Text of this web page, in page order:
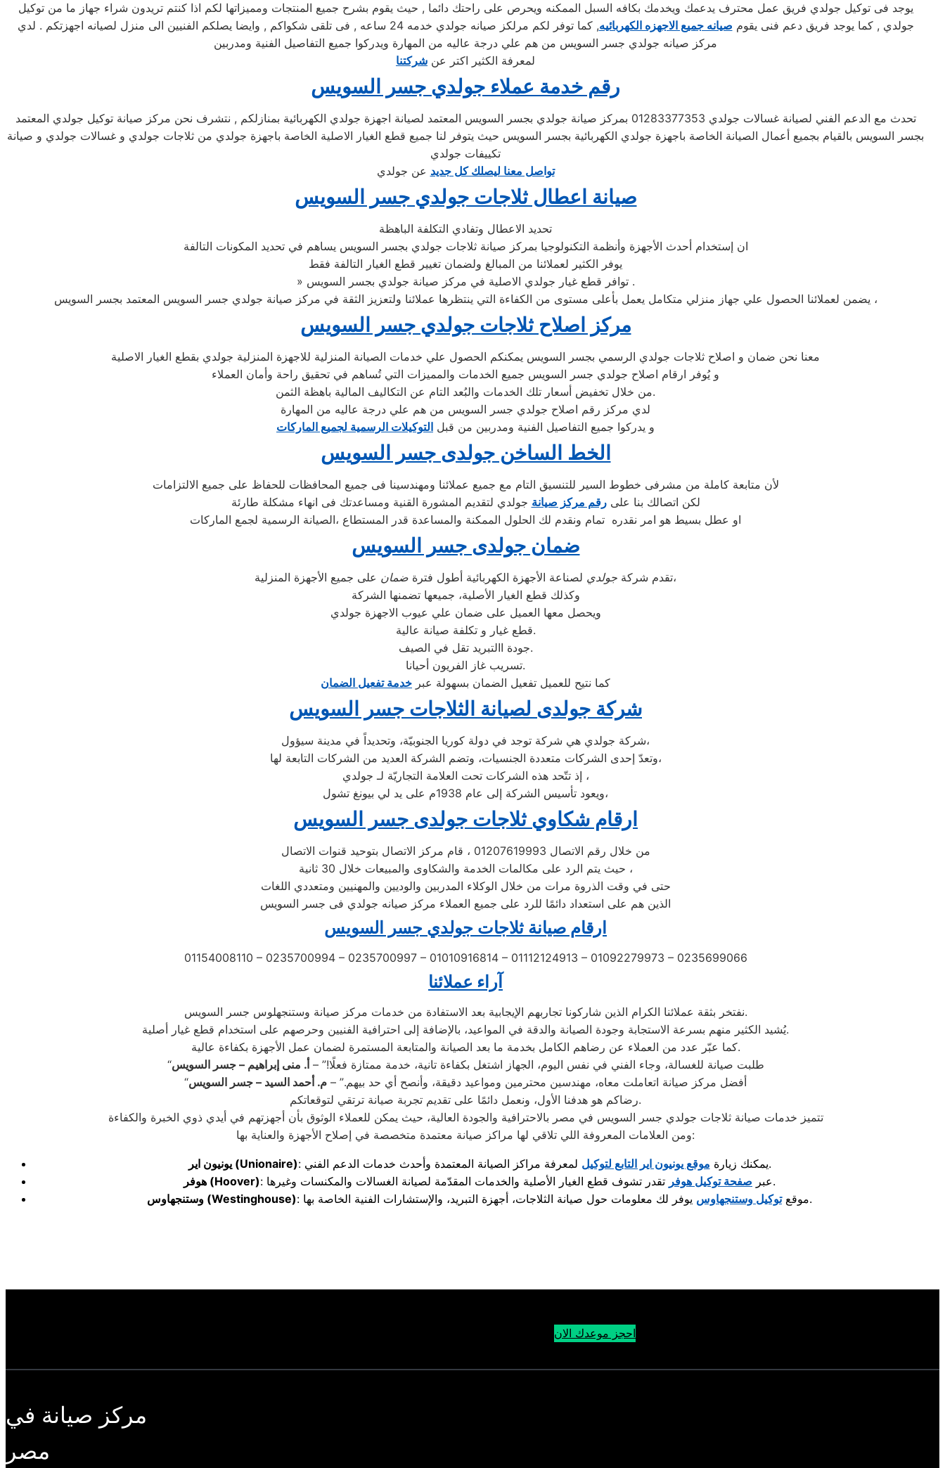
يوجد فى توكيل جولدي فريق عمل محترف يدعمك ويخدمك بكافه السبل الممكنه ويحرص على راحتك دائما , حيث يقوم بشرح جميع المنتجات ومميزاتها لكم اذا كنتم تريدون شراء جهاز ما من توكيل
جولدي , كما يوجد فريق دعم فنى يقوم صيانه جميع الاجهزه الكهربائيه
, كما توفر لكم مرلكز صيانه جولدي خدمه 24 ساعه , فى تلقى شكواكم , وايضا يصلكم الفنيين الى منزل لصيانه اجهزتكم . لدي
مركز صيانه جولدي جسر السويس من هم علي درجة عاليه من المهارة ويدركوا جميع التفاصيل الفنية ومدربين
لمعرفة الكثير اكتر عن شركتنا
رقم خدمة عملاء جولدي جسر السويس
تحدث مع الدعم الفني لصيانة غسالات جولدي 01283377353 بمركز صيانة جولدي بجسر السويس المعتمد لصيانة اجهزة جولدي الكهربائية بمنازلكم , نتشرف نحن مركز صيانة توكيل جولدي المعتمد
بجسر السويس بالقيام بجميع أعمال الصيانة الخاصة باجهزة جولدي الكهربائية بجسر السويس حيث يتوفر لنا جميع قطع الغيار الاصلية الخاصة باجهزة جولدي من ثلاجات جولدي و غسالات جولدي و صيانة
تكييفات جولدي
تواصل معنا ليصلك كل جديد عن جولدي
صيانة اعطال ثلاجات جولدي جسر السويس
تحديد الاعطال وتفادي التكلفة الباهظة
ان إستخدام أحدث الأجهزة وأنظمة التكنولوجيا بمركز صيانة ثلاجات جولدي بجسر السويس يساهم في تحديد المكونات التالفة
يوفر الكثير لعملائنا من المبالغ ولضمان تغيير قطع الغيار التالفة فقط
» توافر قطع غيار جولدي الاصلية في مركز صيانة جولدي بجسر السويس .
يضمن لعملائنا الحصول علي جهاز منزلي متكامل يعمل بأعلى مستوى من الكفاءة التي ينتظرها عملائنا ولتعزيز الثقة في مركز صيانة جولدي جسر السويس المعتمد بجسر السويس ،
مركز اصلاح ثلاجات جولدي جسر السويس
معنا نحن ضمان و اصلاح ثلاجات جولدي الرسمي بجسر السويس يمكنكم الحصول علي خدمات الصيانة المنزلية للاجهزة المنزلية جولدي بقطع الغيار الاصلية
و يُوفر ارقام اصلاح جولدي جسر السويس جميع الخدمات والمميزات التي تُساهم في تحقيق راحة وأمان العملاء
من خلال تخفيض أسعار تلك الخدمات والبُعد التام عن التكاليف المالية باهظة الثمن.
لدي مركز رقم اصلاح جولدي جسر السويس من هم علي درجة عاليه من المهارة
و يدركوا جميع التفاصيل الفنية ومدربين من قبل التوكيلات الرسمية لجميع الماركات
الخط الساخن جولدى جسر السويس
لأن متابعة كاملة من مشرفى خطوط السير للتنسيق التام مع جميع عملائنا ومهندسينا فى جميع المحافظات للحفاظ على جميع الالتزامات
لكن اتصالك بنا علىرقم مركز صيانة جولدي لتقديم المشورة القنية ومساعدتك فى انهاء مشكلة طارئة
او عطل بسيط هو امر نقدره تمام ونقدم لك الحلول الممكنة والمساعدة قدر المستطاع ،الصيانة الرسمية لجمع الماركات
ضمان جولدى جسر السويس
تقدم شركة جولدي لصناعة الأجهزة الكهربائية أطول فترة ضمان
على جميع الأجهزة المنزلية،
وكذلك قطع الغيار الأصلية، جميعها تضمنها الشركة
ويحصل معها العميل على ضمان علي عيوب الاجهزة جولدي
قطع غيار و تكلفة صيانة عالية.
جودة االتبريد تقل في الصيف.
تسريب غاز الفريون أحيانا.
كما نتيح للعميل تفعيل الضمان بسهولة عبر خدمة تفعيل الضمان
شركة جولدى لصيانة الثلاجات جسر السويس
شركة جولدي هي شركة توجد في دولة كوريا الجنوبيّة، وتحديداً في مدينة سيؤول،
وتعدّ إحدى الشركات متعددة الجنسيات، وتضم الشركة العديد من الشركات التابعة لها،
إذ تتّحد هذه الشركات تحت العلامة التجاريّة لـ جولدي ،
ويعود تأسيس الشركة إلى عام 1938م على يد لي بيونغ تشول،
ارقام شكاوي ثلاجات جولدى جسر السويس
من خلال رقم الاتصال 01207619993 ، قام مركز الاتصال بتوحيد قنوات الاتصال
حيث يتم الرد على مكالمات الخدمة والشكاوى والمبيعات خلال 30 ثانية ،
حتى في وقت الذروة مرات من خلال الوكلاء المدربين والوديين والمهنيين ومتعددي اللغات
الذين هم على استعداد دائمًا للرد على جميع العملاء مركز صيانه جولدي فى جسر السويس
ارقام صيانة ثلاجات جولدي جسر السويس
01154008110 – 0235700994 – 0235700997 – 01010916814 – 01112124913 – 01092279973 – 0235699066
آراء عملائنا
نفتخر بثقة عملائنا الكرام الذين شاركونا تجاربهم الإيجابية بعد الاستفادة من خدمات مركز صيانة وستنجهلوس جسر السويس.
يُشيد الكثير منهم بسرعة الاستجابة وجودة الصيانة والدقة في المواعيد، بالإضافة إلى احترافية الفنيين وحرصهم على استخدام قطع غيار أصلية.
كما عبّر عدد من العملاء عن رضاهم الكامل بخدمة ما بعد الصيانة والمتابعة المستمرة لضمان عمل الأجهزة بكفاءة عالية.
“طلبت صيانة للغسالة، وجاء الفني في نفس اليوم، الجهاز اشتغل بكفاءة تانية، خدمة ممتازة فعلًا!” – أ. منى إبراهيم – جسر السويس
“أفضل مركز صيانة اتعاملت معاه، مهندسين محترمين ومواعيد دقيقة، وأنصح أي حد بيهم.” – م. أحمد السيد – جسر السويس
رضاكم هو هدفنا الأول، ونعمل دائمًا على تقديم تجربة صيانة ترتقي لتوقعاتكم.
تتميز خدمات صيانة ثلاجات جولدي جسر السويس في مصر بالاحترافية والجودة العالية، حيث يمكن للعملاء الوثوق بأن أجهزتهم في أيدي ذوي الخبرة والكفاءة
ومن العلامات المعروفة اللي تلاقي لها مراكز صيانة معتمدة متخصصة في إصلاح الأجهزة والعناية بها:
يونيون اير(Unionaire) : يمكنك زيارة موقع يونيون اير التابع لتوكيل
لمعرفة مراكز الصيانة المعتمدة وأحدث خدمات الدعم الفني.
هوفر (Hoover) : عبر صفحة توكيل هوفر
تقدر تشوف قطع الغيار الأصلية والخدمات المقدّمة لصيانة الغسالات والمكنسات وغيرها.
وستنجهاوس (Westinghouse) : موقعتوكيل وستنجهاوس يوفر لك معلومات حول صيانة الثلاجات، أجهزة التبريد، والإستشارات الفنية الخاصة بها.
احجز موعدك الان
مركز صيانة في
مصر